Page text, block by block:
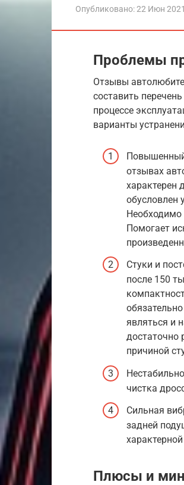
Опубликовано:22 Июн 2021
Проблемы
Отзывы
составить
процессе
варианты
отзывах
характерен
обусловлен
Необходимо
Помогает
Стуки и
после 150
являться и
достаточно
причиной
чистка
Сильная
задней
Плюсы и